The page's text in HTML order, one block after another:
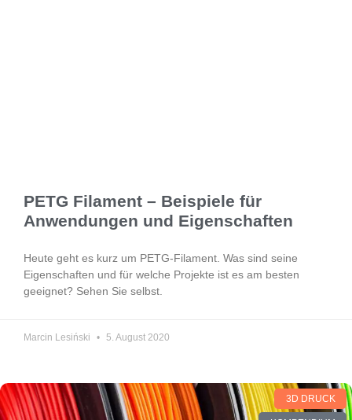
PETG Filament – Beispiele für
Anwendungen und Eigenschaften
Heute geht es kurz um PETG-Filament. Was sind seine
Eigenschaften und für welche Projekte ist es am besten
geeignet? Sehen Sie selbst.
Marcin Lesiński 5. August 2020
3D DRUCK